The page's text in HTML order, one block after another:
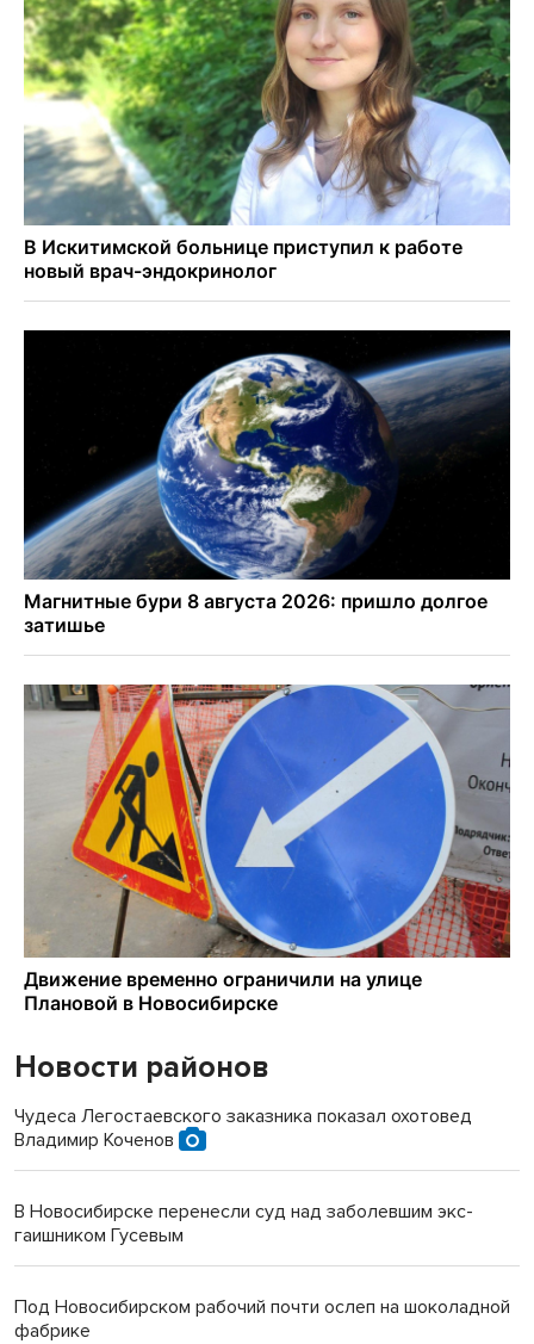
Новости районов
Чудеса Легостаевского заказника показал охотовед
Владимир Коченов
В Новосибирске перенесли суд над заболевшим экс-
гаишником Гусевым
Под Новосибирском рабочий почти ослеп на шоколадной
фабрике